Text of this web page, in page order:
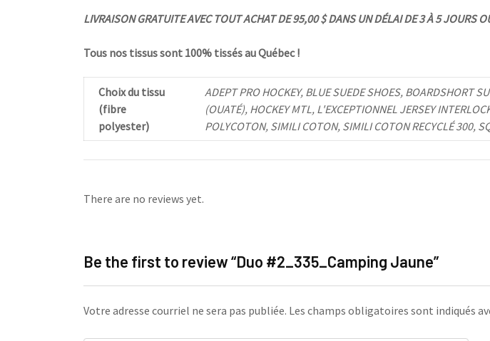
LIVRAISON GRATUITE AVEC TOUT ACHAT DE 95,00 $ DANS UN DÉLAI DE 3 À 5
Tous nos tissus sont 100% tissés au Québec !
Choix du tissu
(fibre
polyester)
ADEPT PRO HOCKEY, BLUE SUEDE SHOES, BOARDSHORT
(OUATÉ), HOCKEY MTL, L'EXCEPTIONNEL JERSEY
POLYCOTON, SIMILI COTON, SIMILI COTON RECYCLÉ 300,
There are no reviews yet.
Be the first to review “Duo #2_335_Camping Jaune”
Votre adresse courriel ne sera pas publiée. Les champs obligatoires sont indiqués